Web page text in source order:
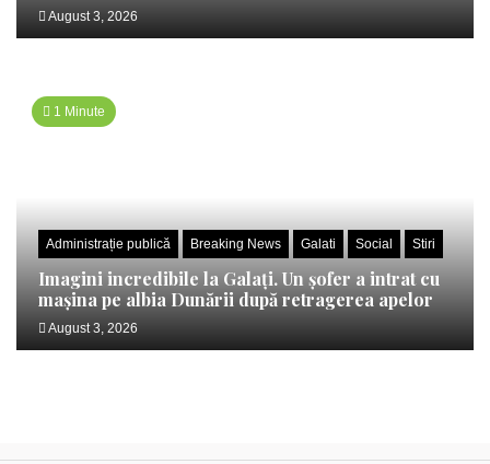
August 3, 2026
1 Minute
Administrație publică Breaking News Galati Social Stiri
Imagini incredibile la Galați. Un șofer a intrat cu
mașina pe albia Dunării după retragerea apelor
August 3, 2026